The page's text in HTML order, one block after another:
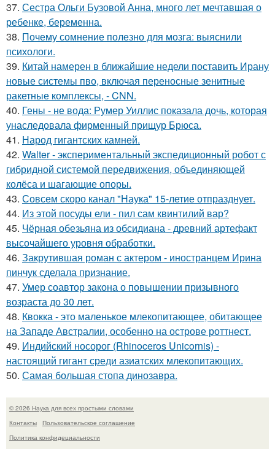
37. Сестра Ольги Бузовой Анна, много лет мечтавшая о
ребенке, беременна.
38. Почему сомнение полезно для мозга: выяснили
психологи.
39. Китай намерен в ближайшие недели поставить Ирану
новые системы пво, включая переносные зенитные
ракетные комплексы, - CNN.
40. Гены - не вода: Румер Уиллис показала дочь, которая
унаследовала фирменный прищур Брюса.
41. Народ гигантских камней.
42. Walter - экспериментальный экспедиционный робот с
гибридной системой передвижения, объединяющей
колёса и шагающие опоры.
43. Совсем скоро канал "Наука" 15-летие отпразднует.
44. Из этой посуды ели - пил сам квинтилий вар?
45. Чёрная обезьяна из обсидиана - древний артефакт
высочайшего уровня обработки.
46. Закрутившая роман с актером - иностранцем Ирина
пинчук сделала признание.
47. Умер соавтор закона о повышении призывного
возраста до 30 лет.
48. Квокка - это маленькое млекопитающее, обитающее
на Западе Австралии, особенно на острове роттнест.
49. Индийский носорог (Rhinoceros Unicornis) -
настоящий гигант среди азиатских млекопитающих.
50. Самая большая стопа динозавра.
© 2026 Наука для всех простыми словами
Контакты
Пользовательское соглашение
Политика конфидециальности